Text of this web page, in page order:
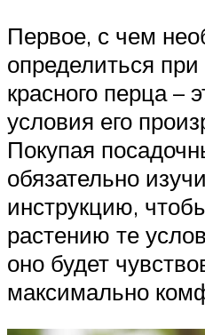
Первое, с чем
определиться
красного перца –
условия его
Покупая
обязательно
инструкцию,
растению те
оно будет
максимально